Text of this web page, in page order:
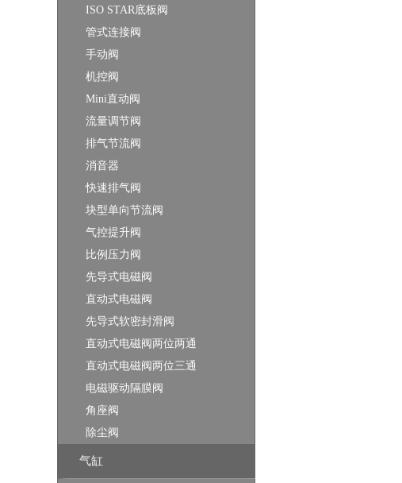
ISO STAR底板阀
管式连接阀
手动阀
机控阀
Mini直动阀
流量调节阀
排气节流阀
消音器
快速排气阀
块型单向节流阀
气控提升阀
比例压力阀
先导式电磁阀
直动式电磁阀
先导式软密封滑阀
直动式电磁阀两位两通
直动式电磁阀两位三通
电磁驱动隔膜阀
角座阀
除尘阀
气缸